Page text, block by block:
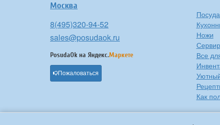
Москва
8(495)320-94-52
sales@posudaok.ru
PosudaOk на Яндекс.Маркете
Пожаловаться
Ножи
Все
Как